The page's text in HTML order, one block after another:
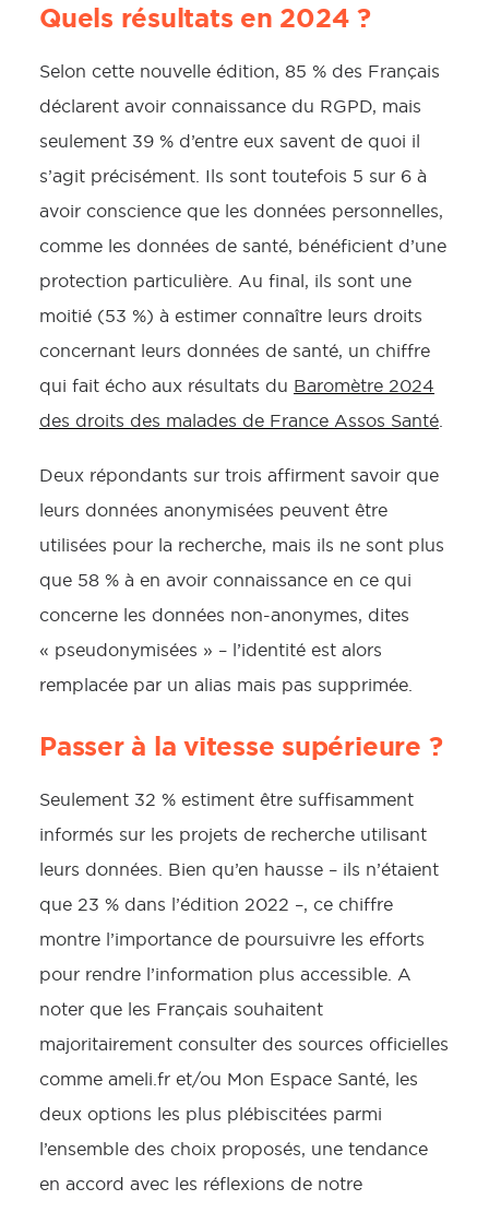
Quels résultats en 2024 ?
Selon cette nouvelle édition, 85 % des Français
déclarent avoir connaissance du RGPD, mais
seulement 39 % d’entre eux savent de quoi il
s’agit précisément. Ils sont toutefois 5 sur 6 à
avoir conscience que les données personnelles,
comme les données de santé, bénéficient d’une
protection particulière. Au final, ils sont une
moitié (53 %) à estimer connaître leurs droits
concernant leurs données de santé, un chiffre
qui fait écho aux résultats du Baromètre 2024
des droits des malades de France Assos Santé
Deux répondants sur trois affirment savoir que
leurs données anonymisées peuvent être
utilisées pour la recherche, mais ils ne sont plus
que 58 % à en avoir connaissance en ce qui
concerne les données non-anonymes, dites
« pseudonymisées » – l’identité est alors
remplacée par un alias mais pas supprimée.
Passer à la vitesse supérieure ?
Seulement 32 % estiment être suffisamment
informés sur les projets de recherche utilisant
leurs données. Bien qu’en hausse – ils n’étaient
que 23 % dans l’édition 2022 –, ce chiffre
montre l’importance de poursuivre les efforts
pour rendre l’information plus accessible. A
noter que les Français souhaitent
majoritairement consulter des sources officielles
comme ameli.fr et/ou Mon Espace Santé, les
deux options les plus plébiscitées parmi
l’ensemble des choix proposés, une tendance
en accord avec les réflexions de notre